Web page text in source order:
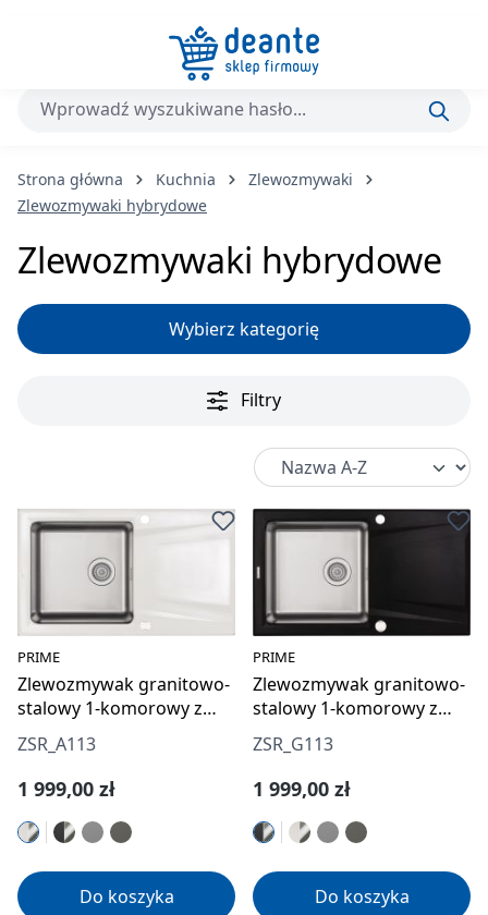
Przejdź do głównej zawartości
Strona główna Kuchnia
Zlewozmywaki
Zlewozmywaki hybrydowe
Zlewozmywaki hybrydowe
Wybierz kategorię
Filtry
PRIME
Zlewozmywak granitowo-
stalowy 1-komorowy z
ociekaczem
ZSR_A113
Cena regularna:
1 999,00 zł
Do koszyka
PRIME
Zlewozmywak granitowo-
stalowy 1-komorowy z
ociekaczem
ZSR_G113
Cena regularna:
1 999,00 zł
Do koszyka